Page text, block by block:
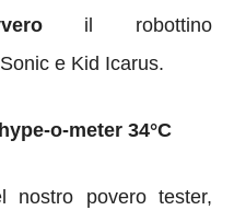
il robottino
e Kid Icarus.
o-meter 34°C
nostro povero tester,